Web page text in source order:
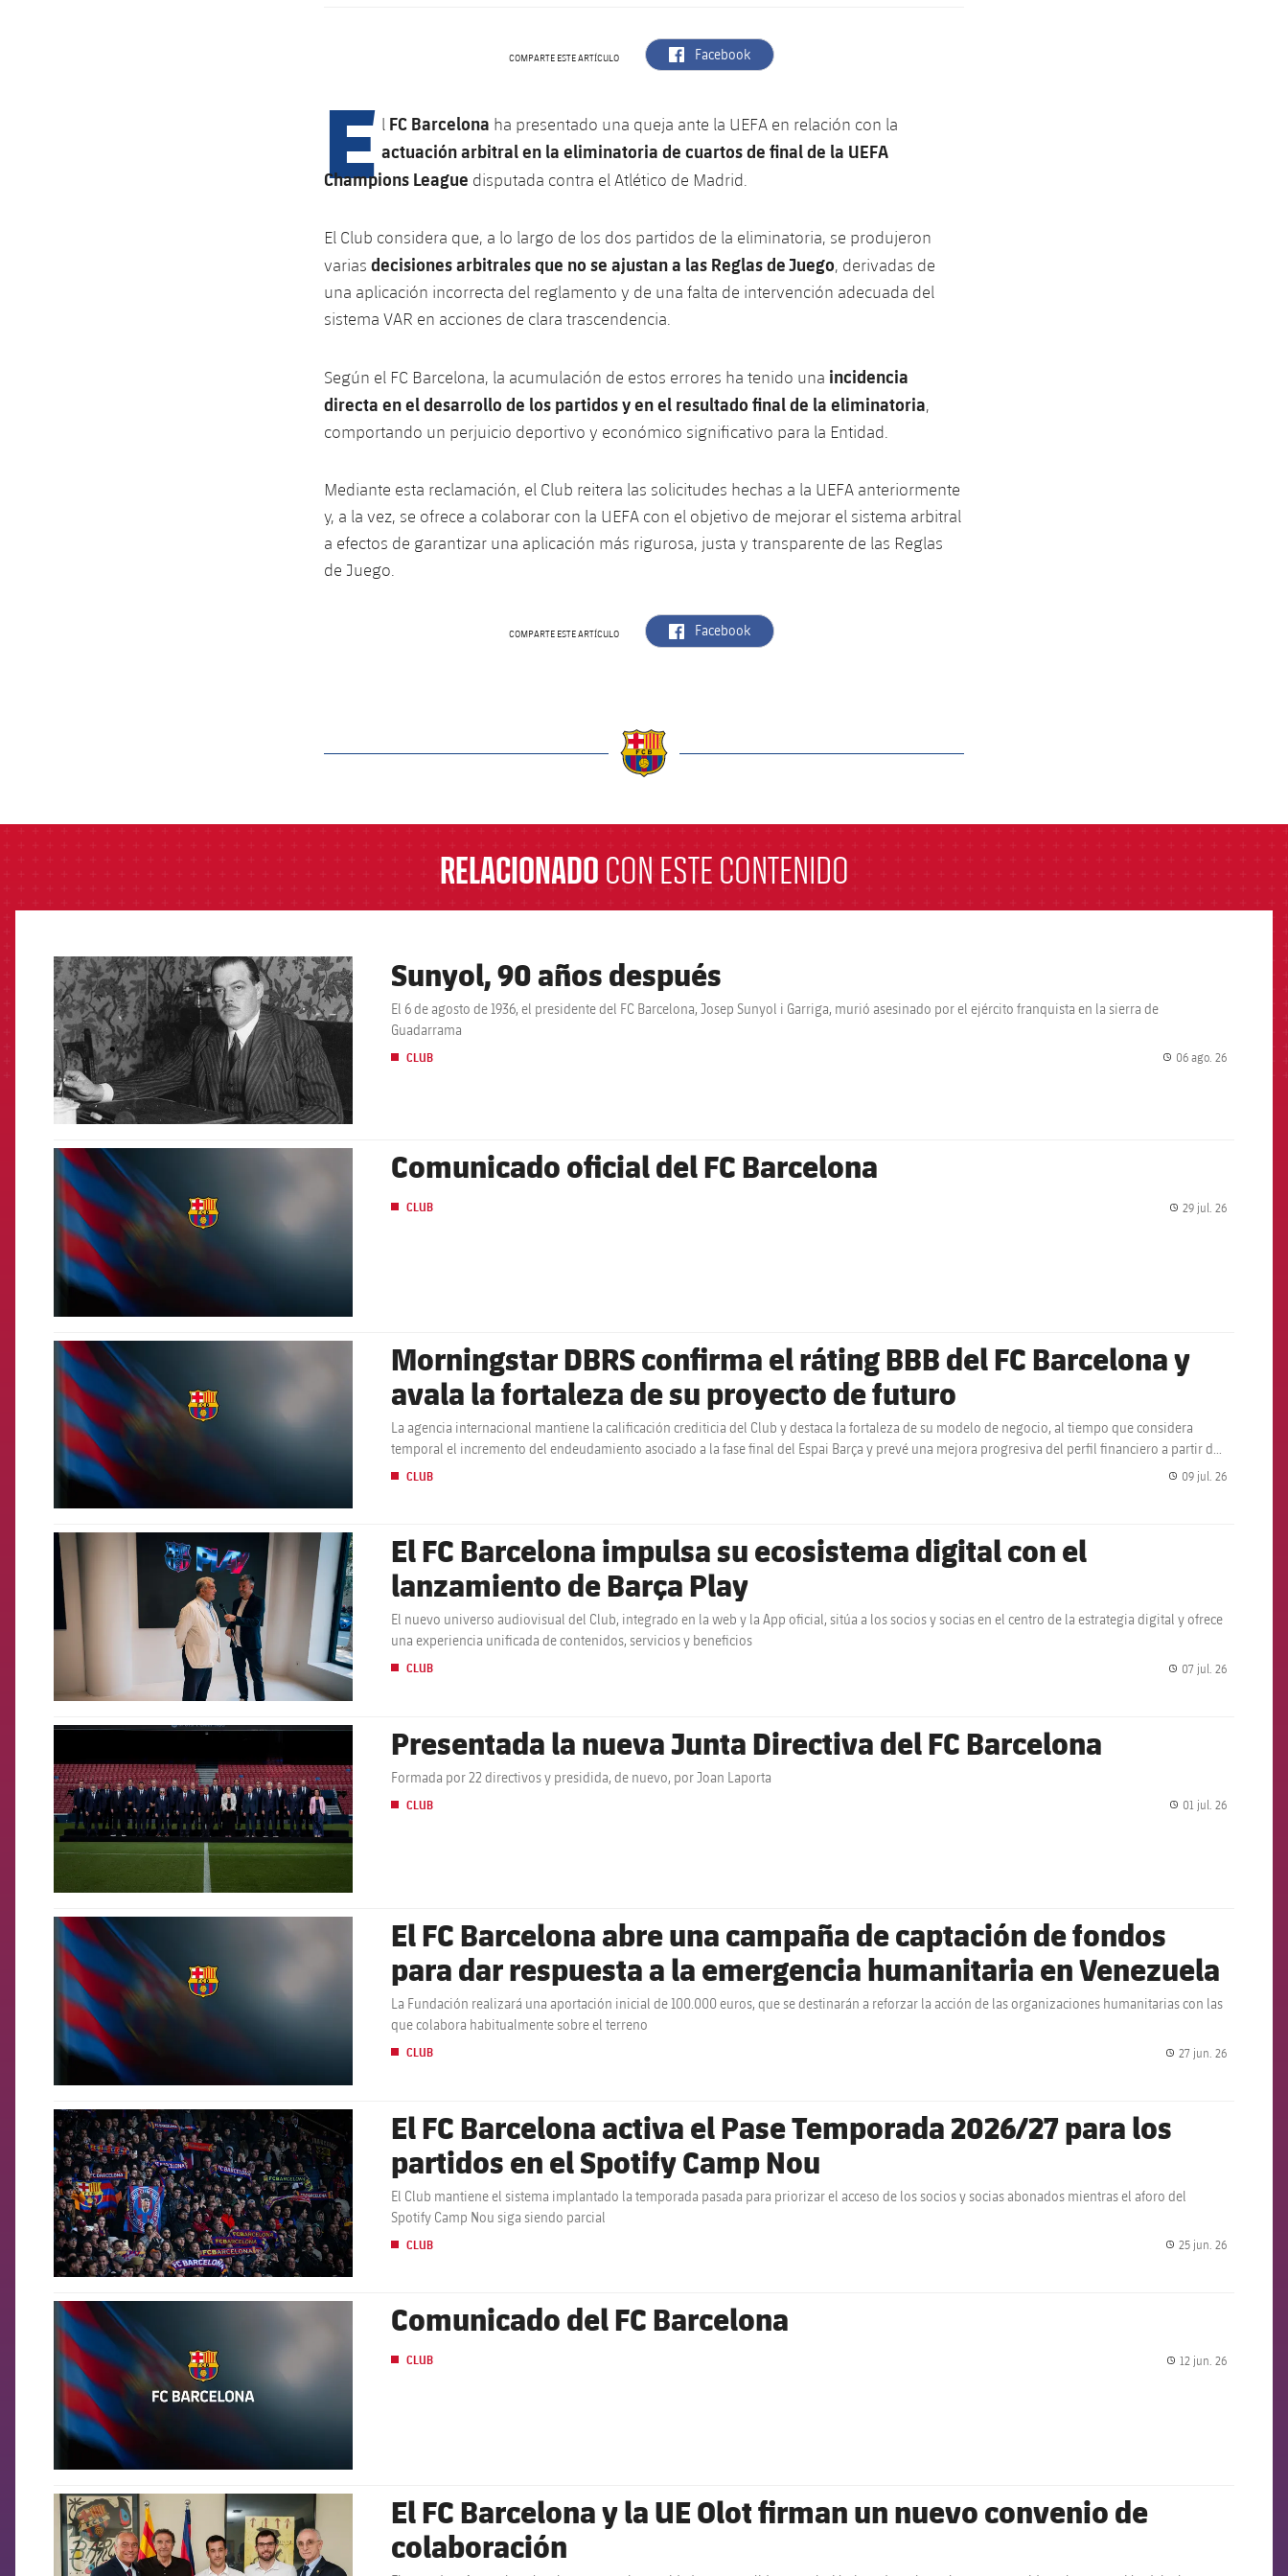
COMPARTE ESTE ARTÍCULO label.aria.facebook
Facebook
E l FC Barcelona ha presentado una queja ante la UEFA en relación con la
actuación arbitral en la eliminatoria de cuartos de final de la UEFA
Champions League disputada contra el Atlético de Madrid.
El Club considera que, a lo largo de los dos partidos de la eliminatoria, se produjeron
varias decisiones arbitrales que no se ajustan a las Reglas de Juego, derivadas de
una aplicación incorrecta del reglamento y de una falta de intervención adecuada del
sistema VAR en acciones de clara trascendencia.
Según el FC Barcelona, la acumulación de estos errores ha tenido una incidencia
directa en el desarrollo de los partidos y en el resultado final de la eliminatoria,
comportando un perjuicio deportivo y económico significativo para la Entidad.
Mediante esta reclamación, el Club reitera las solicitudes hechas a la UEFA anteriormente
y, a la vez, se ofrece a colaborar con la UEFA con el objetivo de mejorar el sistema arbitral
a efectos de garantizar una aplicación más rigurosa, justa y transparente de las Reglas
de Juego.
COMPARTE ESTE ARTÍCULO label.aria.facebook
Facebook
RELACIONADO CON ESTE CONTENIDO
FCB Barcelona badge Sunyol, 90 años después
El 6 de agosto de 1936, el presidente del FC Barcelona, Josep Sunyol i Garriga, murió asesinado por el ejército franquista en la sierra de
Guadarrama
CLUB 06 ago. 26
FCB Barcelona badge Comunicado oficial del FC Barcelona
CLUB 29 jul. 26
FCB Barcelona badge
Morningstar DBRS confirma el ráting BBB del FC Barcelona y
avala la fortaleza de su proyecto de futuro
La agencia internacional mantiene la calificación crediticia del Club y destaca la fortaleza de su modelo de negocio, al tiempo que considera
temporal el incremento del endeudamiento asociado a la fase final del Espai Barça y prevé una mejora progresiva del perfil financiero a partir de
2028 con la plena explotación del Spotify Camp Nou
CLUB 09 jul. 26
FCB Barcelona badge
El FC Barcelona impulsa su ecosistema digital con el
lanzamiento de Barça Play
El nuevo universo audiovisual del Club, integrado en la web y la App oficial, sitúa a los socios y socias en el centro de la estrategia digital y ofrece
una experiencia unificada de contenidos, servicios y beneficios
CLUB 07 jul. 26
FCB Barcelona badge Presentada la nueva Junta Directiva del FC Barcelona
Formada por 22 directivos y presidida, de nuevo, por Joan Laporta
CLUB 01 jul. 26
FCB Barcelona badge
El FC Barcelona abre una campaña de captación de fondos
para dar respuesta a la emergencia humanitaria en Venezuela
La Fundación realizará una aportación inicial de 100.000 euros, que se destinarán a reforzar la acción de las organizaciones humanitarias con las
que colabora habitualmente sobre el terreno
CLUB 27 jun. 26
FCB Barcelona badge
El FC Barcelona activa el Pase Temporada 2026/27 para los
partidos en el Spotify Camp Nou
El Club mantiene el sistema implantado la temporada pasada para priorizar el acceso de los socios y socias abonados mientras el aforo del
Spotify Camp Nou siga siendo parcial
CLUB 25 jun. 26
FCB Barcelona badge Comunicado del FC Barcelona
CLUB 12 jun. 26
FCB Barcelona badge
El FC Barcelona y la UE Olot firman un nuevo convenio de
colaboración